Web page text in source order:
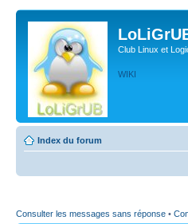
Club Linux et
WIKI
Index du forum
Consulter les messages sans réponse •